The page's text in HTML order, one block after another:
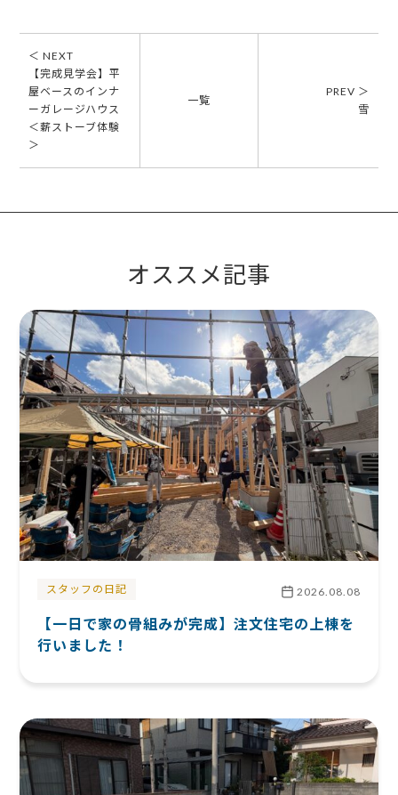
＜ NEXT
【完成見学会】平
屋ベースのインナ
ーガレージハウス
＜薪ストーブ体験
＞
一覧
PREV ＞
雪
オススメ記事
スタッフの日記 2026.08.08
【一日で家の骨組みが完成】注文住宅の上棟を
行いました！